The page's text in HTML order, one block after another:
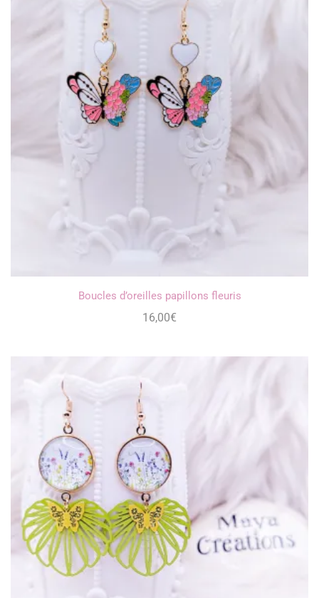
Boucles d’oreilles papillons fleuris
16,00€